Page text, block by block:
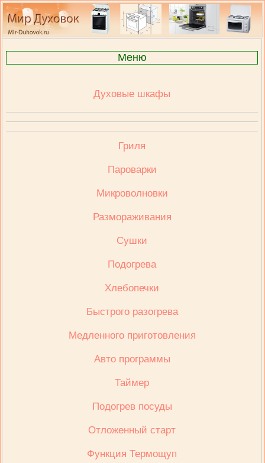
Меню
Духовые шкафы
Гриля
Пароварки
Микроволновки
Размораживания
Сушки
Подогрева
Хлебопечки
Быстрого разогрева
Медленного приготовления
Авто программы
Таймер
Подогрев посуды
Отложенный старт
Функция Термощуп